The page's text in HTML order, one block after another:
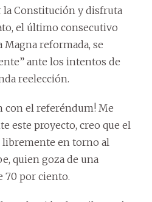
Constitución y disfruta
el último consecutivo
Magna reformada, se
ante los intentos de
reelección.
con el referéndum! Me
este proyecto, creo que el
libremente en torno al
quien goza de una
70 por ciento.